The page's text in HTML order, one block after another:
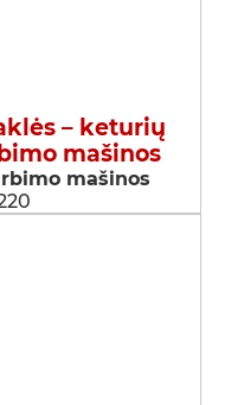
– keturių
mašinos
mašinos